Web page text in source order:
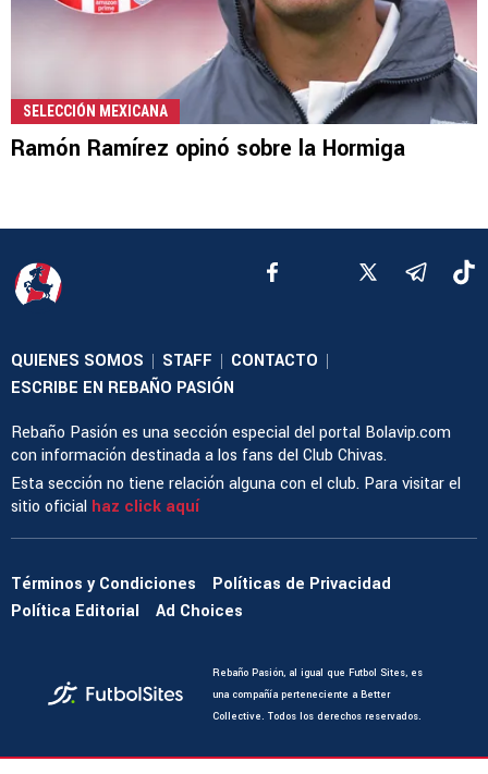
SELECCIÓN MEXICANA
Ramón Ramírez opinó sobre la Hormiga
QUIENES SOMOS | STAFF | CONTACTO |
ESCRIBE EN REBAÑO PASIÓN
Rebaño Pasión es una sección especial del portal Bolavip.com
con información destinada a los fans del Club Chivas.
Esta sección no tiene relación alguna con el club. Para visitar el
sitio oficial haz click aquí
Términos y Condiciones
Políticas de Privacidad
Política Editorial
Ad Choices
Rebaño Pasión, al igual que Futbol Sites, es
una compañía perteneciente a Better
Collective. Todos los derechos reservados.